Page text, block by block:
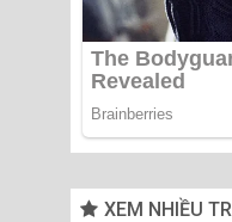
XEM NHIỀU